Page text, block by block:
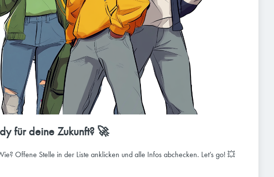
für deine Zukunft? 🚀
Offene Stelle in der Liste anklicken und alle Infos abchecken. Let’s go! 💥